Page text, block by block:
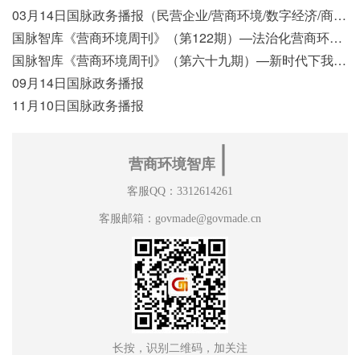
03月14日国脉政务播报（民营企业/营商环境/数字经济/商事制度改革）
国脉智库《营商环境周刊》（第122期）—法治化营商环境视域下我国行政执法公示制度浅析
国脉智库《营商环境周刊》（第六十九期）—新时代下我国营商环境标准体系构建初探
09月14日国脉政务播报
11月10日国脉政务播报
营商环境智库
客服QQ：3312614261
客服邮箱：govmade@govmade.cn
长按，识别二维码，加关注